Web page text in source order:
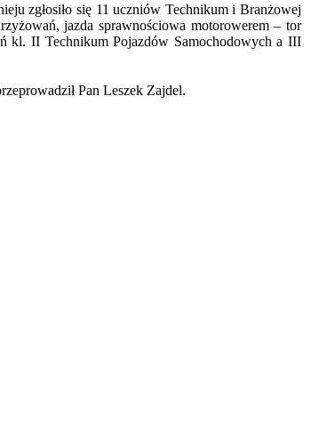
zgłosiło się 11 uczniów Technikum i Branżowej
jazda sprawnościowa motorowerem – tor
kl. II Technikum Pojazdów Samochodowych a III
Pan Leszek Zajdel.